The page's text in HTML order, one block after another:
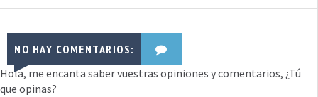
NO HAY COMENTARIOS:
Hola, me encanta saber vuestras opiniones y comentarios, ¿Tú
que opinas?